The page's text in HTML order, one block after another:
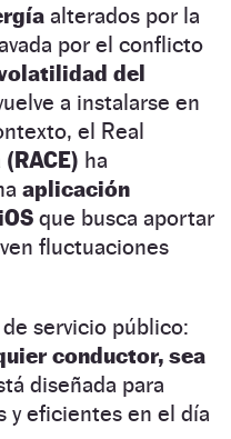
alterados por la
por el conflicto
del
a instalarse en
el Real
(RACE) ha
aplicación
que busca aportar
fluctuaciones
servicio público:
conductor, sea
diseñada para
y eficientes en el día